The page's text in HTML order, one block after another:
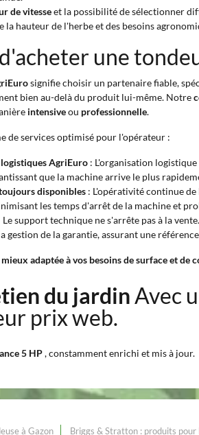
de vitesseet la possibilité de sélectionner
hauteur de l'herbe et des besoins
une
signifie choisir un partenaire fiable,
bien au-delà du produit lui-même. Notre
intensiveou professionnelle.
de services optimisé pour l'opérateur :
AgriEuro : L'organisation
que la machine arrive le plus
disponibles : L'opérativité continue
les temps d'arrêt de la machine et
Le support technique ne s'arrête pas à la
de la garantie, assurant une
adaptée à vos besoins de surface et
du jardinAvec
prix web.
5 HP, constamment enrichi et mis à jour.
à Gazon Briggs & Stratton : produits